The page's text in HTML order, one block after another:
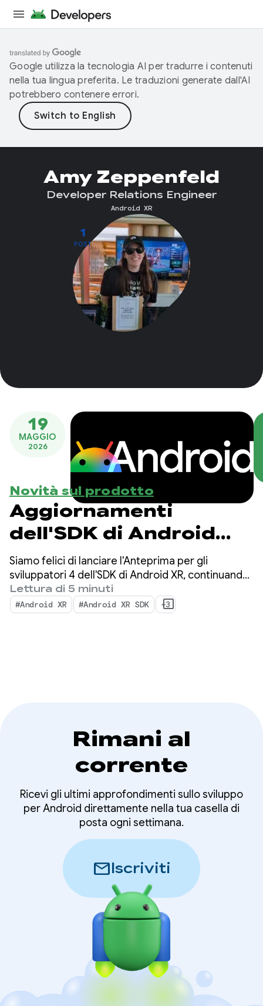
Google utilizza la tecnologia AI per tradurre i contenuti
nella tua lingua preferita. Le traduzioni generate dall'AI
potrebbero contenere errori.
1
POST
Amy Zeppenfeld
Developer Relations Engineer
Android XR
19
MAGGIO
2026
Novità sul prodotto
Aggiornamenti
dell'SDK di Android
XR: introduzione
dell'Anteprima per gli
sviluppatori 4
Siamo felici di lanciare l'Anteprima per gli
sviluppatori 4 dell'SDK di Android XR, continuando
a concentrarci sull'unificazione dello sviluppo
cross-device per visori, occhiali XR con cavo e
occhiali intelligenti.
Lettura di 5 minuti
#Android XR #Android XR SDK +3
Rimani al
corrente
Ricevi gli ultimi approfondimenti sullo sviluppo
per Android direttamente nella tua casella di
posta ogni settimana.
mailIscriviti